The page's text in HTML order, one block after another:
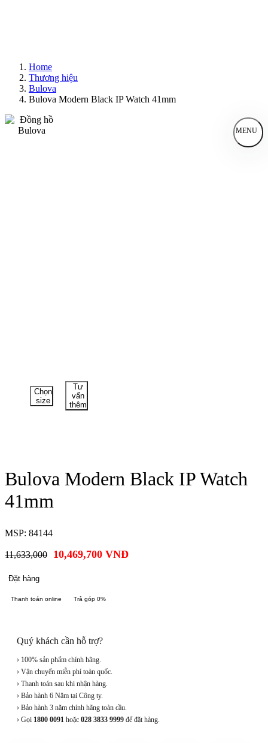
Home
Thương hiệu
Bulova
Bulova Modern Black IP Watch 41mm
MENU
Chọn
size
Tư
vấn
thêm
Bulova Modern Black IP Watch
41mm
MSP: 84144
11,633,000 10,469,700 VNĐ
Đặt hàng
Thanh toán online Trả góp 0%
Quý khách cần hỗ trợ?
› 100% sản phẩm chính hãng.
› Vận chuyển miễn phí toàn quốc.
› Thanh toán sau khi nhận hàng.
› Bảo hành 6 Năm tại Công ty.
› Bảo hành 3 năm chính hãng toàn cầu.
› Gọi 1800 0091 hoặc 028 3833 9999 để đặt hàng.